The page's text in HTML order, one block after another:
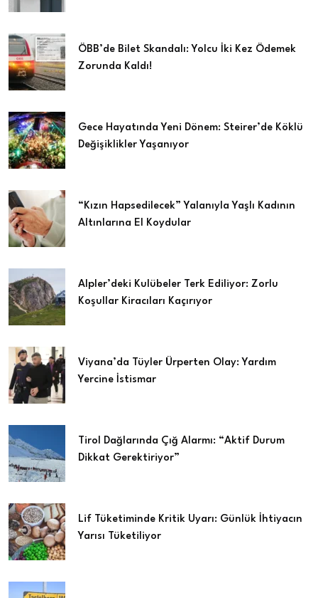
ÖBB’de Bilet Skandalı: Yolcu İki Kez Ödemek
Zorunda Kaldı!
Gece Hayatında Yeni Dönem: Steirer’de Köklü
Değişiklikler Yaşanıyor
“Kızın Hapsedilecek” Yalanıyla Yaşlı Kadının
Altınlarına El Koydular
Alpler’deki Kulübeler Terk Ediliyor: Zorlu
Koşullar Kiracıları Kaçırıyor
Viyana’da Tüyler Ürperten Olay: Yardım
Yercine İstismar
Tirol Dağlarında Çığ Alarmı: “Aktif Durum
Dikkat Gerektiriyor”
Lif Tüketiminde Kritik Uyarı: Günlük İhtiyacın
Yarısı Tüketiliyor